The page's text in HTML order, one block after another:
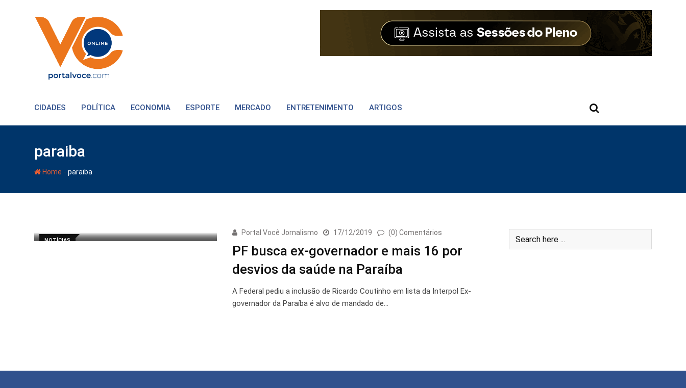
CIDADES POLÍTICA ECONOMIA ESPORTE MERCADO ENTRETENIMENTO ARTIGOS
paraiba
Home - paraiba
NOTÍCIAS
Portal Você Jornalismo 17/12/2019 (0) Comentários
PF busca ex-governador e mais 16 por
desvios da saúde na Paraíba
A Federal pediu a inclusão de Ricardo Coutinho em lista da Interpol Ex-
governador da Paraíba é alvo de mandado de…